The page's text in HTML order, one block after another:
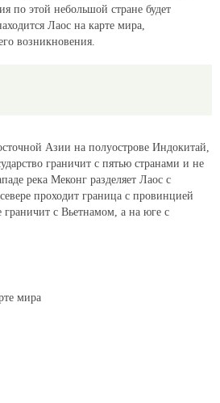
по этой небольшой стране будет
Лаос на карте мира,
возникновения.
Азии на полуострове Индокитай,
граничит с пятью странами и не
река Меконг разделяет Лаос с
проходит граница с провинцией
с Вьетнамом, а на юге с